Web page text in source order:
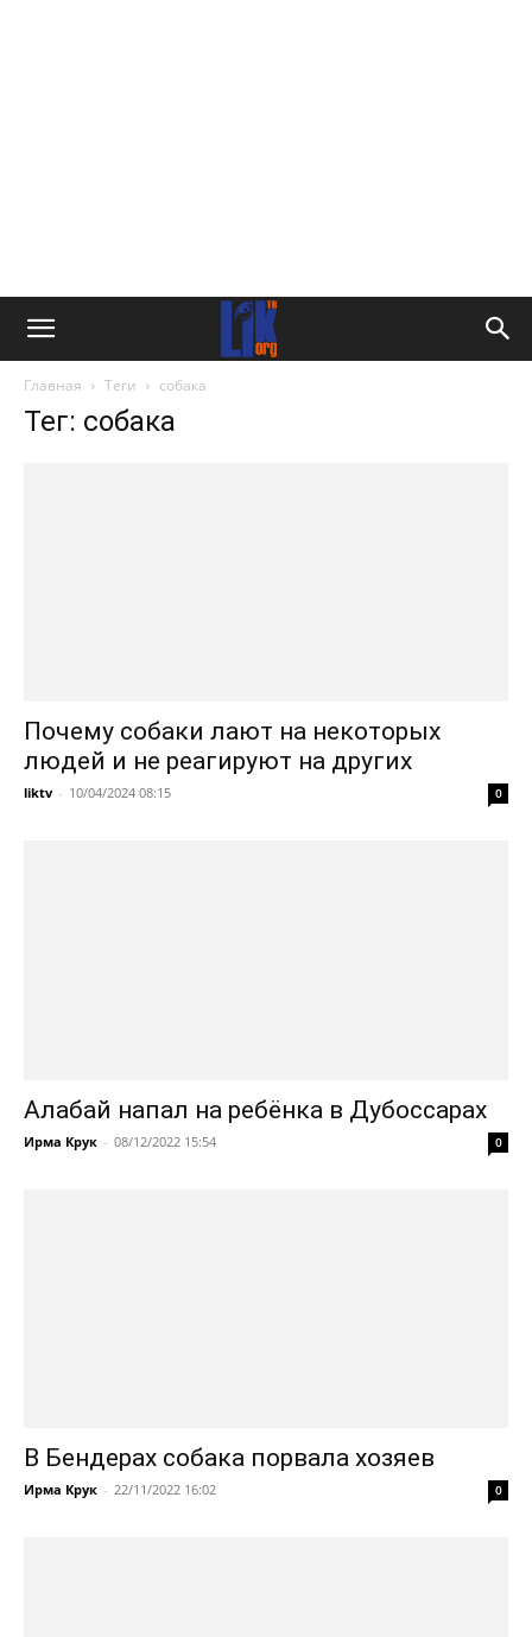
Главная Теги собака
Тег: собака
Почему собаки лают на некоторых
людей и не реагируют на других
liktv - 10/04/2024 08:15 0
Алабай напал на ребёнка в Дубоссарах
Ирма Крук - 08/12/2022 15:54 0
В Бендерах собака порвала хозяев
Ирма Крук - 22/11/2022 16:02 0